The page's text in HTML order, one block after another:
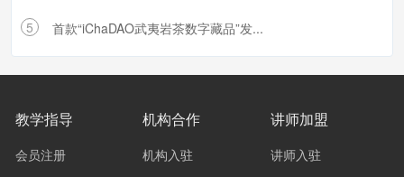
5 首款“iChaDAO武夷岩茶数字藏品”发...
教学指导
会员注册
机构合作
机构入驻
讲师加盟
讲师入驻